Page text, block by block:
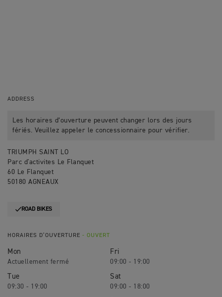
ADDRESS
Les horaires d’ouverture peuvent changer lors des jours
fériés. Veuillez appeler le concessionnaire pour vérifier.
TRIUMPH SAINT LO
Parc d'activites Le Flanquet
60 Le Flanquet
50180 AGNEAUX
ROAD BIKES
HORAIRES D’OUVERTURE - OUVERT
Mon
Tue
09:30 - 19:00
Fri
09:00 - 19:00
Sat
09:00 - 18:00